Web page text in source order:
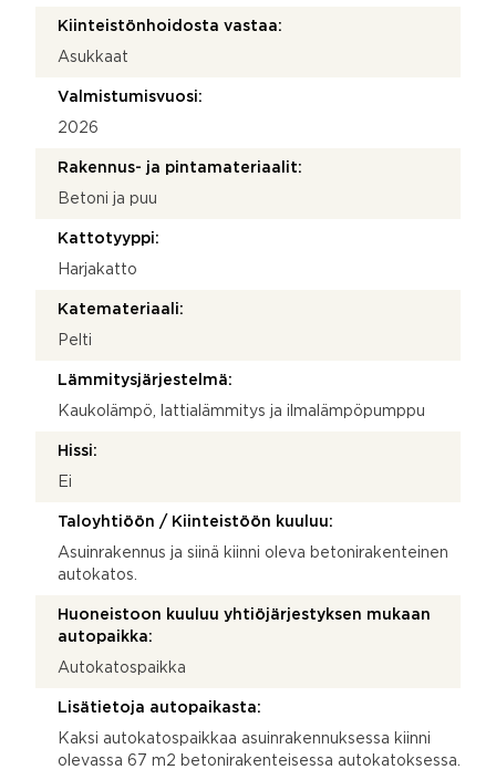
Kiinteistönhoidosta vastaa:
Asukkaat
Valmistumisvuosi:
2026
Rakennus- ja pintamateriaalit:
Betoni ja puu
Kattotyyppi:
Harjakatto
Katemateriaali:
Pelti
Lämmitysjärjestelmä:
Kaukolämpö, lattialämmitys ja ilmalämpöpumppu
Hissi:
Ei
Taloyhtiöön / Kiinteistöön kuuluu:
Asuinrakennus ja siinä kiinni oleva betonirakenteinen
autokatos.
Huoneistoon kuuluu yhtiöjärjestyksen mukaan
autopaikka:
Autokatospaikka
Lisätietoja autopaikasta:
Kaksi autokatospaikkaa asuinrakennuksessa kiinni
olevassa 67 m2 betonirakenteisessa autokatoksessa.